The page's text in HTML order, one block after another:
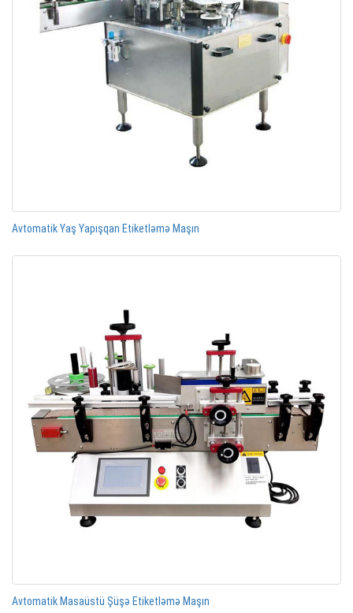
Avtomatik Yaş Yapışqan Etiketləmə Maşın
Avtomatik Masaüstü Şüşə Etiketləmə Maşın